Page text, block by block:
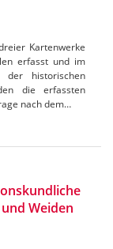
Kartenwerke
erfasst und im
der historischen
die erfassten
nach dem…
Weiden